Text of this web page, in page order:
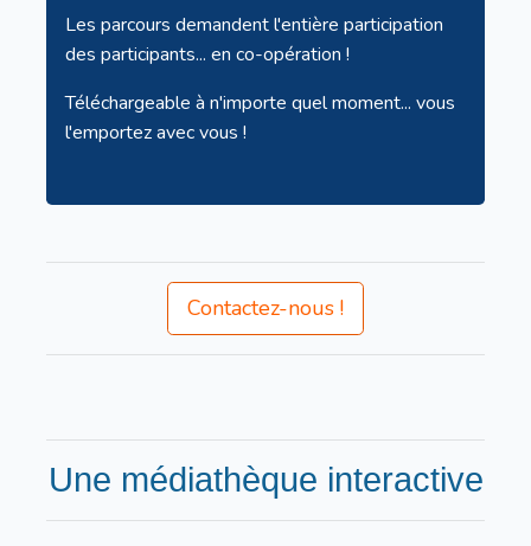
Les parcours demandent l'entière participation
des participants... en co-opération !
Téléchargeable à n'importe quel moment... vous
l'emportez avec vous !
Contactez-nous !
Une médiathèque interactive